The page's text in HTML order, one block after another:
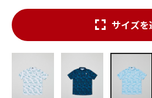
サイズを